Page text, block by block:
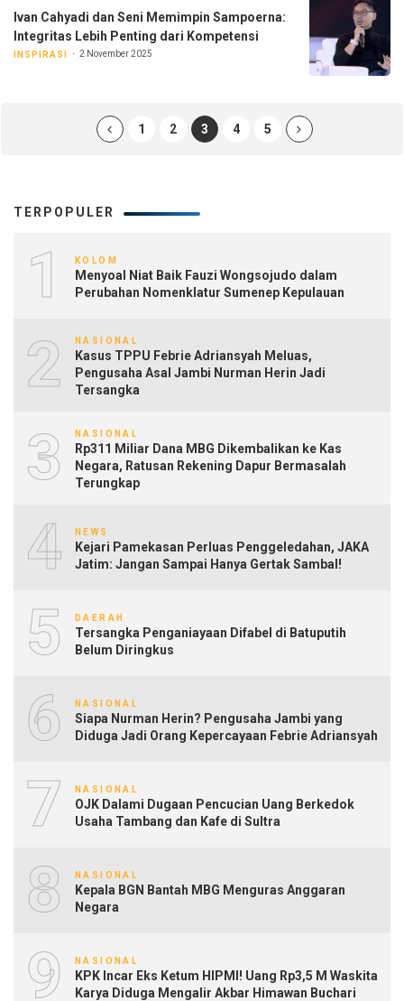
Ivan Cahyadi dan Seni Memimpin Sampoerna:
Integritas Lebih Penting dari Kompetensi
INSPIRASI 2 November 2025
1 2 3 4 5
TERPOPULER
1 KOLOM
Menyoal Niat Baik Fauzi Wongsojudo dalam
Perubahan Nomenklatur Sumenep Kepulauan
2 NASIONAL
Kasus TPPU Febrie Adriansyah Meluas,
Pengusaha Asal Jambi Nurman Herin Jadi
Tersangka
3 NASIONAL
Rp311 Miliar Dana MBG Dikembalikan ke Kas
Negara, Ratusan Rekening Dapur Bermasalah
Terungkap
4 NEWS
Kejari Pamekasan Perluas Penggeledahan, JAKA
Jatim: Jangan Sampai Hanya Gertak Sambal!
5 DAERAH
Tersangka Penganiayaan Difabel di Batuputih
Belum Diringkus
6 NASIONAL
Siapa Nurman Herin? Pengusaha Jambi yang
Diduga Jadi Orang Kepercayaan Febrie Adriansyah
7 NASIONAL
OJK Dalami Dugaan Pencucian Uang Berkedok
Usaha Tambang dan Kafe di Sultra
8 NASIONAL
Kepala BGN Bantah MBG Menguras Anggaran
Negara
9 NASIONAL
KPK Incar Eks Ketum HIPMI! Uang Rp3,5 M Waskita
Karya Diduga Mengalir Akbar Himawan Buchari